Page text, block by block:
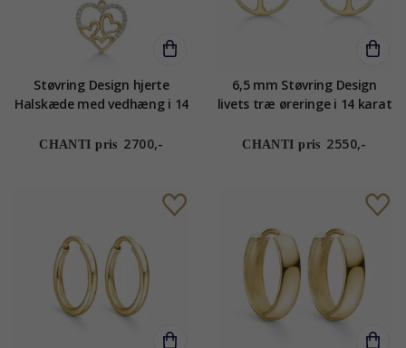
Støvring Design hjerte
Halskæde med vedhæng i 14
sølvhalskæde hvid zirkon
CHANTI pris 2700,-
6,5 mm Støvring Design
livets træ øreringe i 14 karat
CHANTI pris 2550,-